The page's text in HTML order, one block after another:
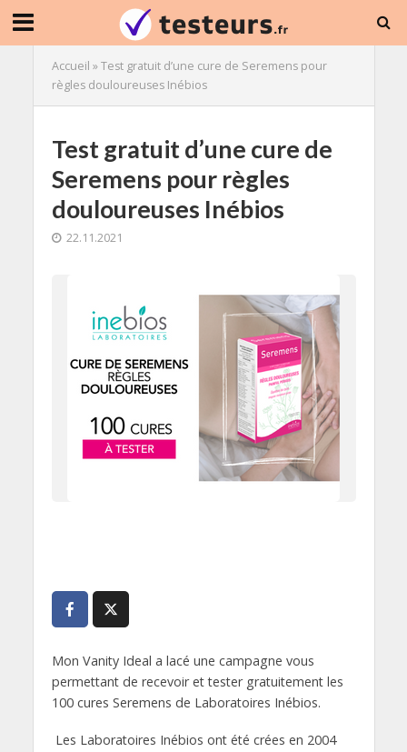
Accueil »Test gratuit d’une cure de Seremens pour
règles douloureuses Inébios
Test gratuit d’une cure de
Seremens pour règles
douloureuses Inébios
22.11.2021
Mon Vanity Ideal a lacé une campagne vous
permettant de recevoir et tester gratuitement les
100 cures Seremens de Laboratoires Inébios.
Les Laboratoires Inébios ont été crées en 2004